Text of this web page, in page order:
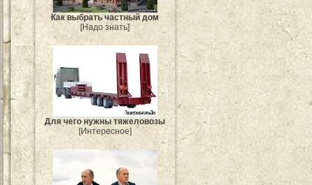
Как выбрать частный дом
[Надо знать]
Для чего нужны тяжеловозы
[Интересное]